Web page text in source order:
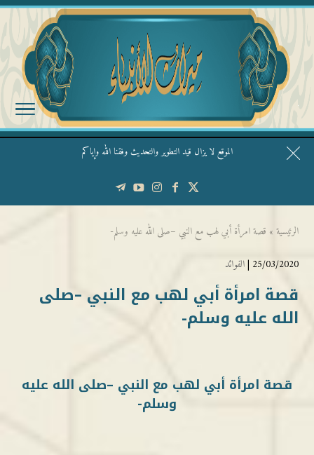
الموقع لا يزال قيد التطوير والتحديث وفقنا الله وإياكم
قال الشيخ ربيع وفقه الله: نحن ليس عندنا تقديس الأشخاص
الرئيسية » قصة امرأة أبي لهب مع النبي –صلى الله عليه وسلم-
25/03/2020 | الفوائد
قصة امرأة أبي لهب مع النبي –صلى
الله عليه وسلم-
قصة امرأة أبي لهب مع النبي –صلى الله عليه
وسلم-